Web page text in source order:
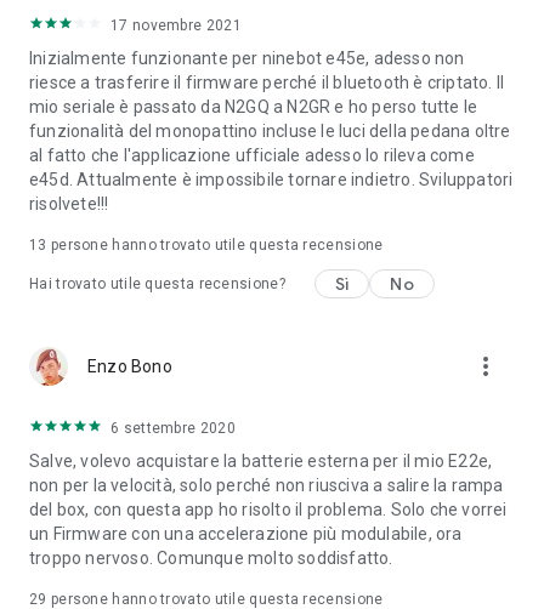
17 novembre 2021
Inizialmente funzionante per ninebot e45e, adesso non
riesce a trasferire il firmware perché il bluetooth è criptato. Il
mio seriale è passato da N2GQ a N2GR e ho perso tutte le
funzionalità del monopattino incluse le luci della pedana oltre
al fatto che l'applicazione ufficiale adesso lo rileva come
e45d. Attualmente è impossibile tornare indietro. Sviluppatori
risolvete!!!
13 persone hanno trovato utile questa recensione
Hai trovato utile questa recensione? Sì No
Enzo Bono more_vert
6 settembre 2020
Salve, volevo acquistare la batterie esterna per il mio E22e,
non per la velocità, solo perché non riusciva a salire la rampa
del box, con questa app ho risolto il problema. Solo che vorrei
un Firmware con una accelerazione più modulabile, ora
troppo nervoso. Comunque molto soddisfatto.
29 persone hanno trovato utile questa recensione